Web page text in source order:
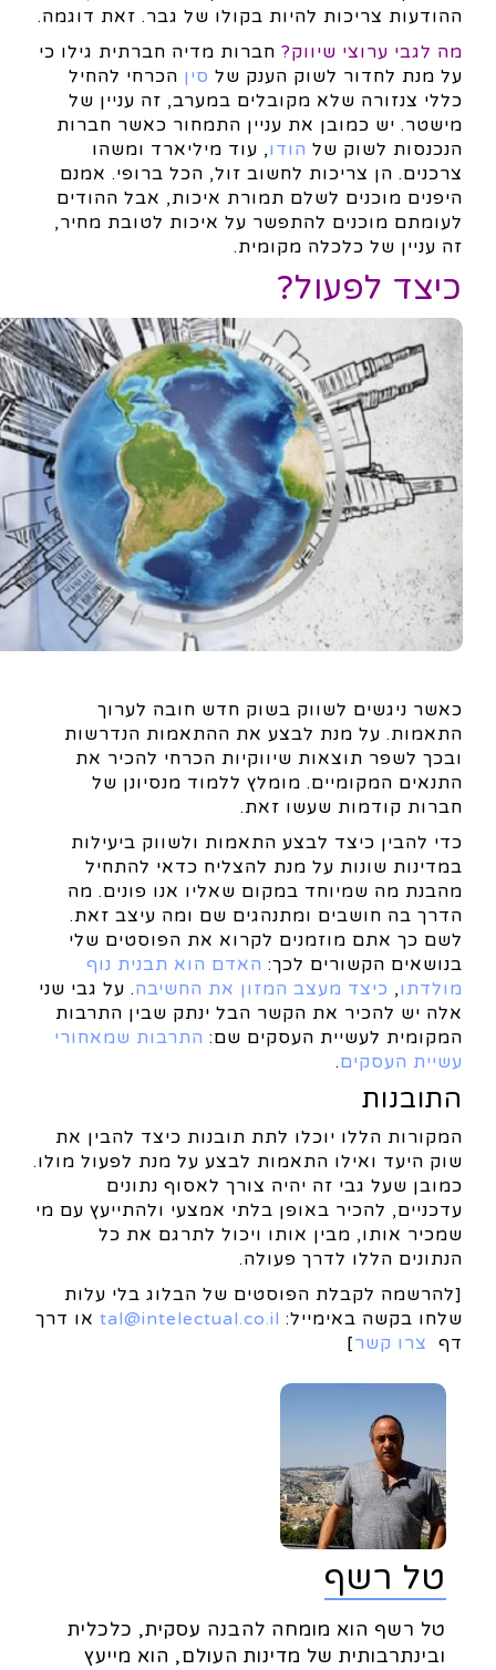
ההודעות צריכות להיות בקולו של גבר. זאת דוגמה.
מה לגבי ערוצי שיווק? חברות מדיה חברתית גילו כי
על מנת לחדור לשוק הענק של סין הכרחי להחיל
כללי צנזורה שלא מקובלים במערב, זה עניין של
מישטר. יש כמובן את עניין התמחור כאשר חברות
הנכנסות לשוק של הודו, עוד מיליארד ומשהו
צרכנים. הן צריכות לחשוב זול, הכל ברופי. אמנם
היפנים מוכנים לשלם תמורת איכות, אבל ההודים
לעומתם מוכנים להתפשר על איכות לטובת מחיר,
זה עניין של כלכלה מקומית.
כיצד לפעול?
כאשר ניגשים לשווק בשוק חדש חובה לערוך
התאמות. על מנת לבצע את ההתאמות הנדרשות
ובכך לשפר תוצאות שיווקיות הכרחי להכיר את
התנאים המקומיים. מומלץ ללמוד מנסיונן של
חברות קודמות שעשו זאת.
כדי להבין כיצד לבצע התאמות ולשווק ביעילות
במדינות שונות על מנת להצליח כדאי להתחיל
מהבנת מה שמיוחד במקום שאליו אנו פונים. מה
הדרך בה חושבים ומתנהגים שם ומה עיצב זאת.
לשם כך אתם מוזמנים לקרוא את הפוסטים שלי
בנושאים הקשורים לכך: האדם הוא תבנית נוף
מולדתו, כיצד מעצב המזון את החשיבה. על גבי שני
אלה יש להכיר את הקשר הבל ינתק שבין התרבות
המקומית לעשיית העסקים שם: התרבות שמאחורי
עשיית העסקים.
התובנות
המקורות הללו יוכלו לתת תובנות כיצד להבין את
שוק היעד ואילו התאמות לבצע על מנת לפעול מולו.
כמובן שעל גבי זה יהיה צורך לאסוף נתונים
עדכניים, להכיר באופן בלתי אמצעי ולהתייעץ עם מי
שמכיר אותו, מבין אותו ויכול לתרגם את כל
הנתונים הללו לדרך פעולה.
[להרשמה לקבלת הפוסטים של הבלוג בלי עלות
שלחו בקשה באימייל: tal@intelectual.co.il או דרך
דף צרו קשר]
טל רשף
טל רשף הוא מומחה להבנה עסקית, כלכלית
ובינתרבותית של מדינות העולם, הוא מייעץ